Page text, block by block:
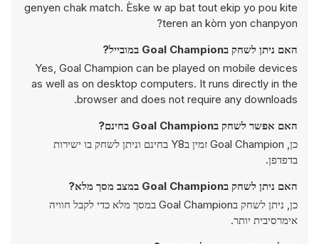
genyen chak match. Èske w ap bat tout ekip yo pou kite
teren an kòm yon chanpyon?
האם ניתן לשחק בGoal Champion במובייל?
Yes, Goal Champion can be played on mobile devices
as well as on desktop computers. It runs directly in the
browser and does not require any downloads.
האם אפשר לשחק בGoal Champion בחינם?
כן, Goal Champion זמין בY8 בחינם וניתן לשחק בו ישירות
בדפדפן.
האם ניתן לשחק בGoal Champion במצב מסך מלא?
כן, ניתן לשחק בGoal Champion במסך מלא כדי לקבל חוויה
אימרסיבית יותר.